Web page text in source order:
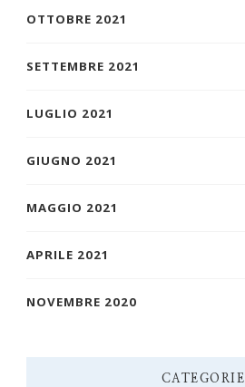
OTTOBRE 2021
SETTEMBRE 2021
LUGLIO 2021
GIUGNO 2021
MAGGIO 2021
APRILE 2021
NOVEMBRE 2020
CATEGORIE